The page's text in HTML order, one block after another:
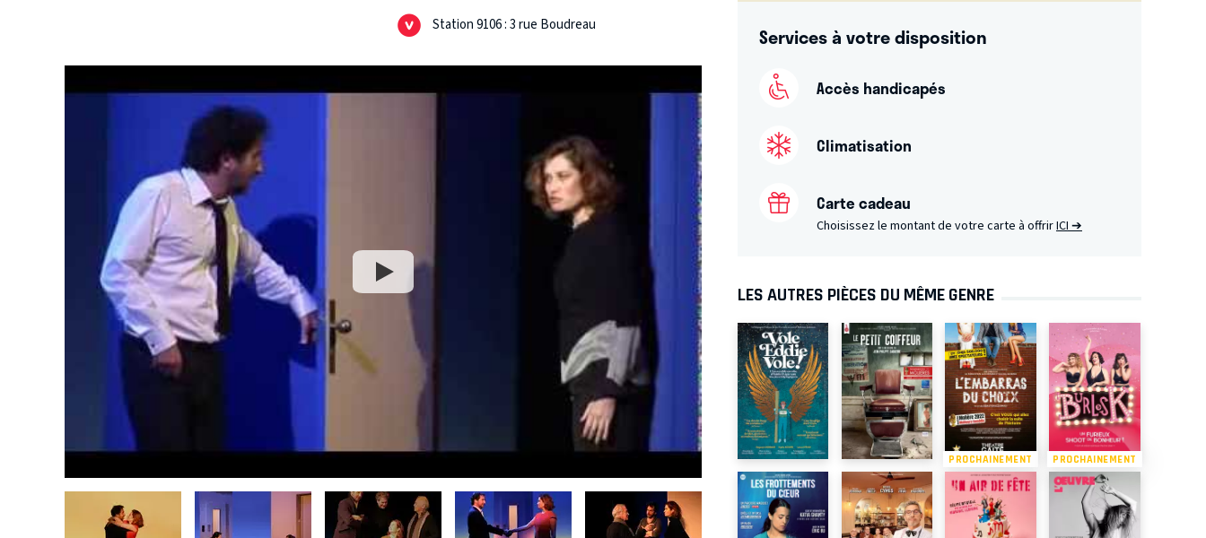
Station 9106 : 3 rue Boudreau
Services à votre disposition
Accès handicapés
Climatisation
Carte cadeau
Choisissez le montant de votre carte à offrirICI ➔
LES AUTRES PIÈCES DU MÊME GENRE
PROCHAINEMENT PROCHAINEMENT